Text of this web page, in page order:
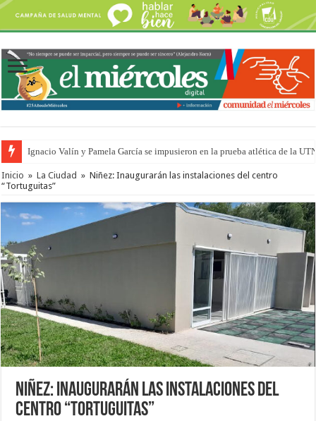
Ignacio Valín y Pamela García se impusieron en la prueba atlética de la
Inicio » La Ciudad » Niñez: Inaugurarán las instalaciones del centro
“Tortuguitas”
Niñez: Inaugurarán las instalaciones del
centro “Tortuguitas”